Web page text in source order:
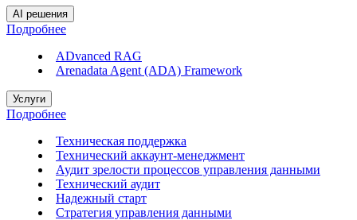
AI решения
Подробнее
ADvanced RAG
Arenadata Agent (ADA) Framework
Услуги
Подробнее
Техническая поддержка
Технический аккаунт-менеджмент
Аудит зрелости процессов управления данными
Технический аудит
Надежный старт
Стратегия управления данными